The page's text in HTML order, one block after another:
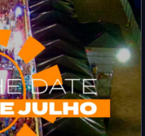
entretenimento na região de
exclusivas e muito mais.